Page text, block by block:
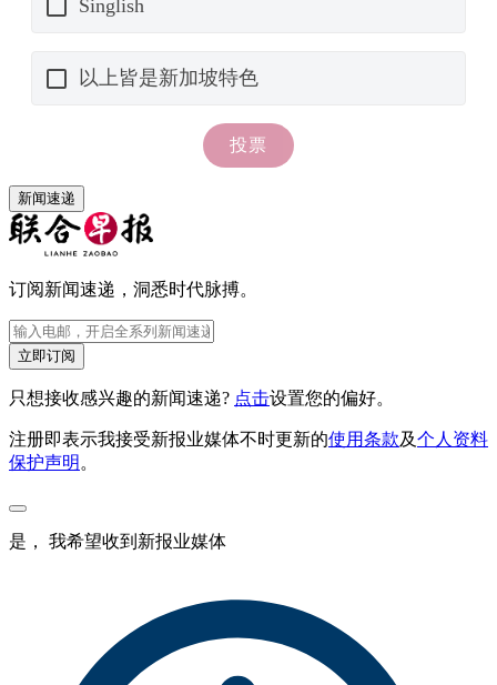
新闻速递
订阅新闻速递，洞悉时代脉搏。
立即订阅
只想接收感兴趣的新闻速递? 点击设置您的偏好。
注册即表示我接受新报业媒体不时更新的使用条款及个人资料
保护声明 。
是， 我希望收到新报业媒体